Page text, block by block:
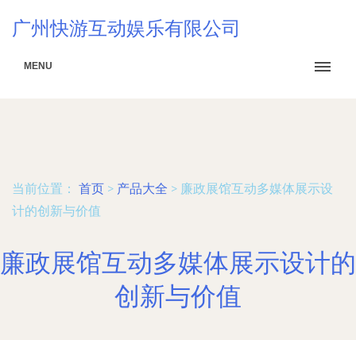
广州快游互动娱乐有限公司
MENU
当前位置： 首页 > 产品大全 > 廉政展馆互动多媒体展示设
计的创新与价值
廉政展馆互动多媒体展示设计的
创新与价值